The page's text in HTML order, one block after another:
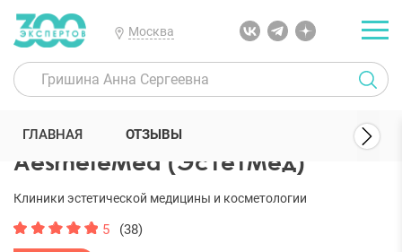
Москва
300 Экспертов Клиники Отзывы
AesrheteMed (ЭстетМед)
Клиники эстетической медицины и косметологии
5 (38)
ГЛАВНАЯ ОТЗЫВЫ